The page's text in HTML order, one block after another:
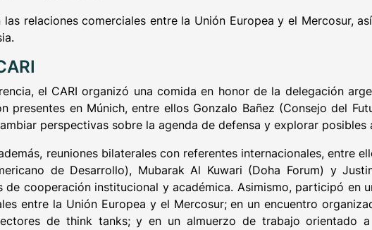
las relaciones comerciales entre la Unión Europea y el Mercosur,
el CARI organizó una comida en honor de la delegación
presentes en Múnich, entre ellos Gonzalo Bañez (Consejo del
perspectivas sobre la agenda de defensa y explorar posibles
reuniones bilaterales con referentes internacionales, entre
de Desarrollo), Mubarak Al Kuwari (Doha Forum) y
cooperación institucional y académica. Asimismo, participó en
entre la Unión Europea y el Mercosur; en un encuentro
de think tanks; y en un almuerzo de trabajo orientado a